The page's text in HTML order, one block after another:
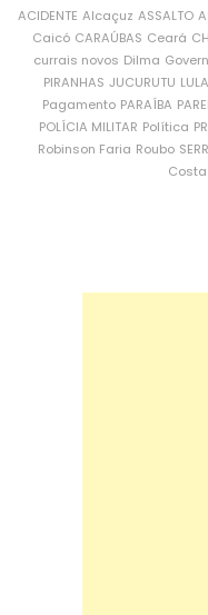
ACIDENTE Alcaçuz ASSALTO
Caicó CARAÚBAS Ceará
currais novos Dilma
PIRANHAS JUCURUTU LULA
Pagamento PARAÍBA
POLÍCIA MILITAR Política
Robinson Faria Roubo
Costa